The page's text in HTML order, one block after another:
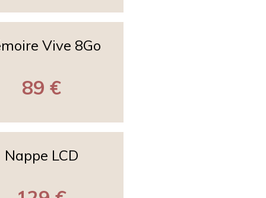
Vive 8Go
89 €
Nappe LCD